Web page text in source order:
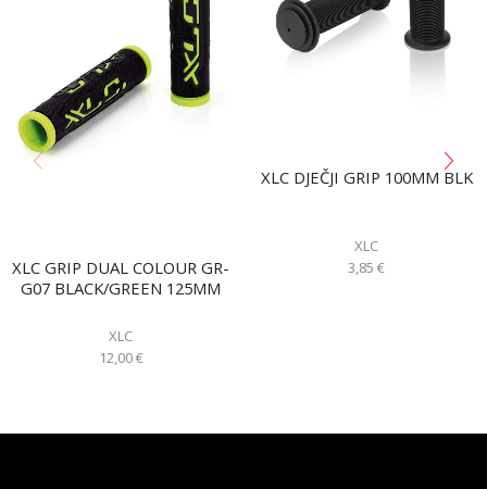
XLC GRIP DUAL COLOUR GR-
G07 BLACK/GREEN 125MM
XLC
12,00€
XLC DJEČJI GRIP 100MM BLK
XLC
3,85 €